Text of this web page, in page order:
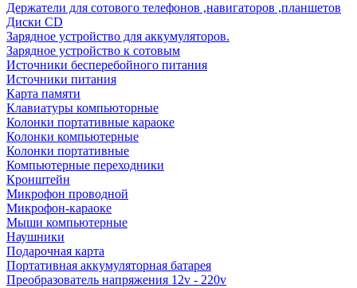
Держатели для сотового телефонов ,навигаторов ,планшетов
Диски CD
Зарядное устройство для аккумуляторов.
Зарядное устройство к сотовым
Источники бесперебойного питания
Источники питания
Карта памяти
Клавиатуры компьюторные
Колонки портативные караоке
Колонки компьютерные
Колонки портативные
Компьютерные переходники
Кронштейн
Микрофон проводной
Микрофон-караоке
Мыши компьютерные
Наушники
Подарочная карта
Портативная аккумуляторная батарея
Преобразователь напряжения 12v - 220v